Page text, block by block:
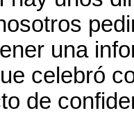
una
celebró
de